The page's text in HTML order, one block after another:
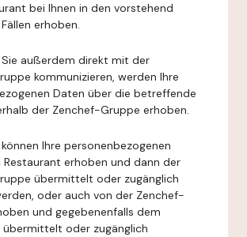
bei Ihnen in den vorstehend
erhoben.
Sie außerdem direkt mit der
kommunizieren, werden Ihre
Daten über die betreffende
der Zenchef-Gruppe erhoben.
Ihre personenbezogenen
erhoben und dann der
übermittelt oder zugänglich
oder auch von der Zenchef-
und gegebenenfalls dem
übermittelt oder zugänglich